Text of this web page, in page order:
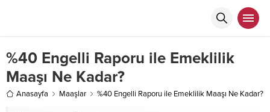
%40 Engelli Raporu ile Emeklilik
Maaşı Ne Kadar?
Anasayfa Maaşlar %40 Engelli Raporu ile Emeklilik Maaşı Ne Kadar?